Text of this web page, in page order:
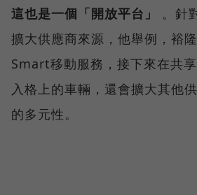
這也是一個「開放平台」
。針
擴大供應商來源，他舉例，裕
Smart移動服務，接下來在共
入格上的車輛，還會擴大其他
的多元性。